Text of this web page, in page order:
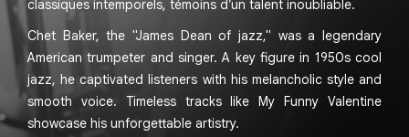
classiques intemporels, témoins d’un talent inoubliable.
Chet Baker, the "James Dean of jazz," was a legendary
American trumpeter and singer. A key figure in 1950s cool
jazz, he captivated listeners with his melancholic style and
smooth voice. Timeless tracks like My Funny Valentine
showcase his unforgettable artistry.